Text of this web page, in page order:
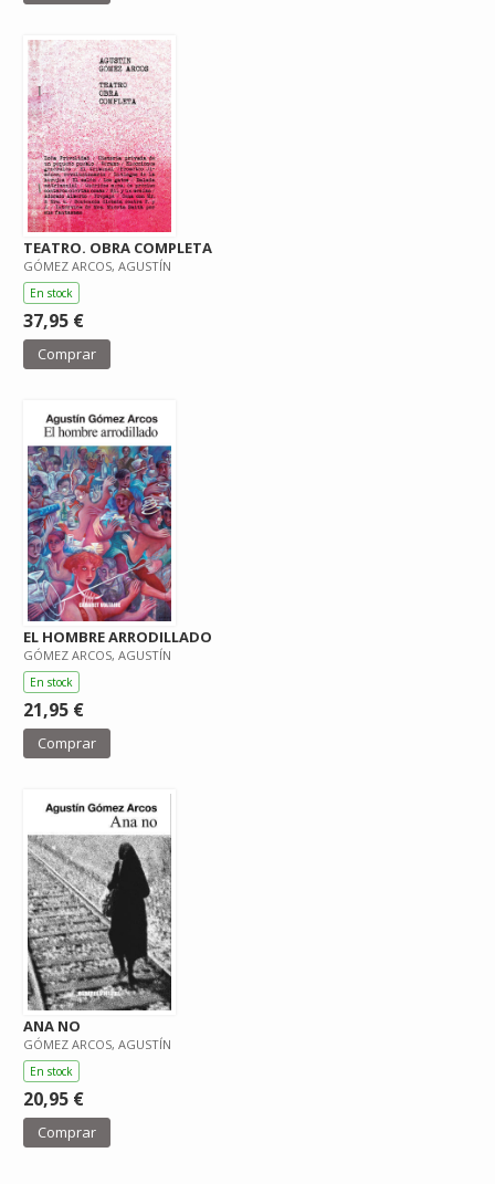
TEATRO. OBRA COMPLETA
GÓMEZ ARCOS, AGUSTÍN
En stock
37,95 €
Comprar
EL HOMBRE ARRODILLADO
GÓMEZ ARCOS, AGUSTÍN
En stock
21,95 €
Comprar
ANA NO
GÓMEZ ARCOS, AGUSTÍN
En stock
20,95 €
Comprar